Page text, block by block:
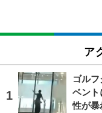
ア
ゴル
ベン
性が暴